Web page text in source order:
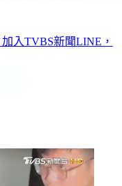
加入TVBS新聞LINE，